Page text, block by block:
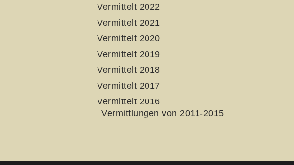
Vermittelt 2022
Vermittelt 2021
Vermittelt 2020
Vermittelt 2019
Vermittelt 2018
Vermittelt 2017
Vermittelt 2016
Vermittlungen von 2011-2015